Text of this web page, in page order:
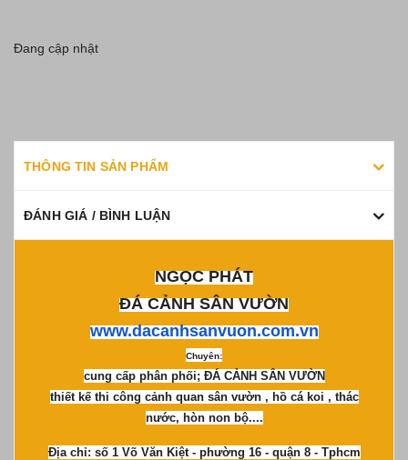
Đang cập nhật
THÔNG TIN SẢN PHẨM
ĐÁNH GIÁ / BÌNH LUẬN
NGỌC PHÁT
ĐÁ CẢNH SÂN VƯỜN
www.dacanhsanvuon.com.vn
Chuyên:
cung cấp phân phối; ĐÁ CẢNH SÂN VƯỜN
thiết kế thi công cảnh quan sân vườn , hồ cá koi , thác
nước, hòn non bộ....
Địa chỉ: số 1 Võ Văn Kiệt - phường 16 - quận 8 - Tphcm